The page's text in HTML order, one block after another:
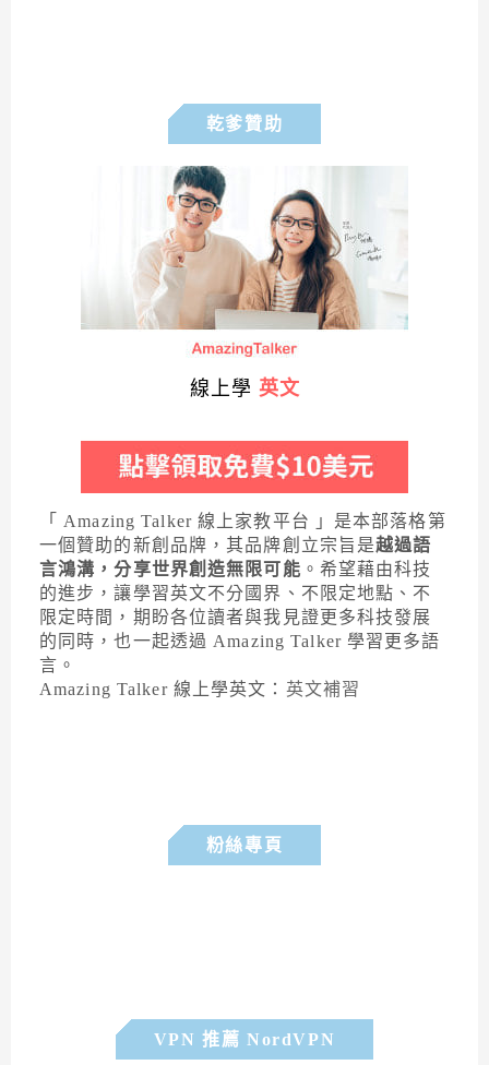
乾爹贊助
線上學 英文
「 Amazing Talker 線上家教平台 」是本部落格第
一個贊助的新創品牌，其品牌創立宗旨是越過語
言鴻溝，分享世界創造無限可能 。希望藉由科技
的進步，讓學習英文不分國界、不限定地點、不
限定時間，期盼各位讀者與我見證更多科技發展
的同時，也一起透過 Amazing Talker 學習更多語
言。
Amazing Talker 線上學英文： 英文補習
粉絲專頁
VPN 推薦 NordVPN